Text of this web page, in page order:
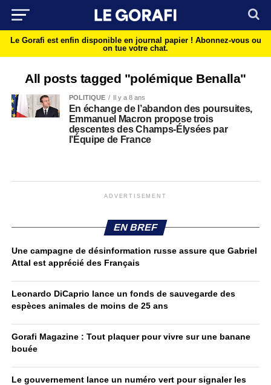
Le Gorafi est enfin disponible en journal papier ! Abonnez-vous ou
on tue votre chat.
All posts tagged "polémique Benalla"
POLITIQUE Il y a 8 ans
En échange de l’abandon des poursuites,
Emmanuel Macron propose trois
descentes des Champs-Élysées par
l’Équipe de France
ADVERTISEMENT
EN BREF
Une campagne de désinformation russe assure que Gabriel
Attal est apprécié des Français
Leonardo DiCaprio lance un fonds de sauvegarde des
espèces animales de moins de 25 ans
Gorafi Magazine : Tout plaquer pour vivre sur une banane
bouée
Le gouvernement lance un numéro vert pour signaler les